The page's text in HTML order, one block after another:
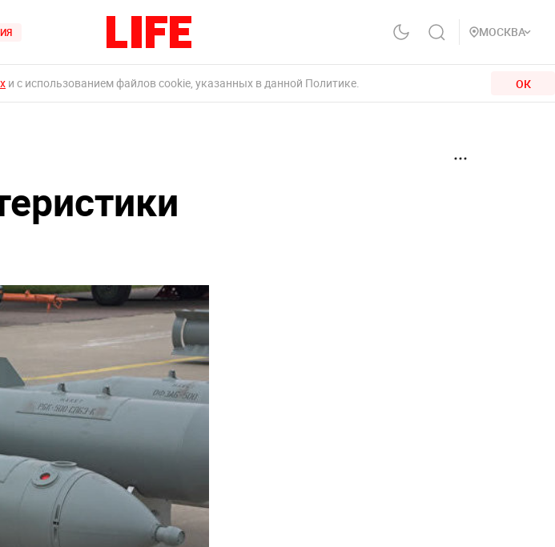
МОСКВА
и с использованием файлов cookie, указанных в данной Политике. ОК